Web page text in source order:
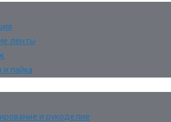
ленты
и пайка
и рукоделие